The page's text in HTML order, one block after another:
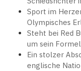
Sport im
Olympisches
Steht bei Red
um sein
Ein stolzer
englische